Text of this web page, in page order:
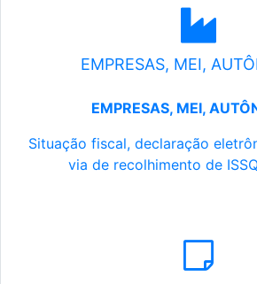
EMPRESAS, MEI,
EMPRESAS, MEI,
Situação fiscal, declaração
via de recolhimento de